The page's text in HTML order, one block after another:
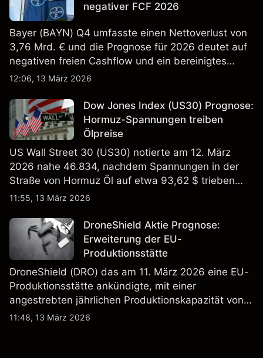
negativer FCF 2026
Bayer (BAYN) Q4 umfasste einen Nettoverlust von
3,76 Mrd. € und die Prognose für 2026 deutet auf
negativen freien Cashflow und ein bereinigtes
EBITDA von 9,6–10,1 Mrd. € hin. Die
verlässlicher Indikator für zukünftige Ergebnisse.
12:06, 13 März 2026
Dow Jones Index (US30) Prognose:
Hormuz-Spannungen treiben
Ölpreise
US Wall Street 30 (US30) notierte am 12. März
2026 nahe 46.834, nachdem Spannungen in der
Straße von Hormuz Öl auf etwa 93,62 $ trieben
und die US-Arbeitslosigkeit auf 4,4% stieg. Die
verlässlicher Indikator für zukünftige Ergebnisse.
11:55, 13 März 2026
DroneShield Aktie Prognose:
Erweiterung der EU-
Produktionsstätte
DroneShield (DRO) das am 11. März 2026 eine EU-
Produktionsstätte ankündigte, mit einer
angestrebten jährlichen Produktionskapazität von
etwa 2,4 Mrd. AUD bis Ende 2026. Die
11:48, 13 März 2026